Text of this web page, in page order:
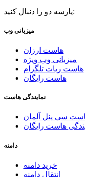
پارسه دو را دنبال کنید:
میزبانی وب
هاست ارزان
میزبانی وب ویژه
هاست ربات تلگرام
هاست رایگان
نمایندگی هاست
سی پنل آلمان
هاست رایگان
دامنه
خرید دامنه
انتقال دامنه